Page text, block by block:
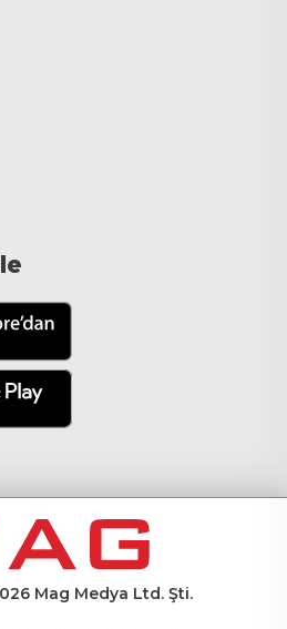
Mag Medya Ltd. Şti.